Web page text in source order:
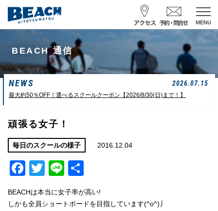
MENU
スクール予約・お問合せ
レンタル予約
サーフ ナミイーヨ
0475-32-7314
一松海岸波情報
サイズ
頭
状態
BEACH 通信
NEWS 2026.07.15
最大約50％OFF！選べるスクールクーポン【2026/8/30(日)まで！】
頑張る女子！
毎日のスクールの様子 2016.12.04
Facebook
Twitter
Line
BEACHは本当に女子率が高い!
しかも全員ショートボードを目指しています(^o^)丿